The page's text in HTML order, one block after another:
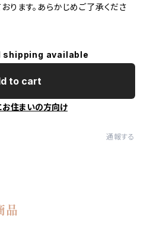
ります。あらかじめご了承くださ
available
to cart
お住まいの方向け
通報する
品